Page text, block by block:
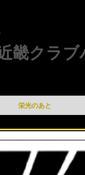
畿クラ
栄光のあと